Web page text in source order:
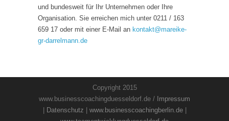
und bundesweit für Ihr Unternehmen oder Ihre
Organisation. Sie erreichen mich unter 0211 / 163
659 17 oder mit einer E-Mail an kontakt@mareike-
gr-darrelmann.de
Copyright 2015
www.businesscoachingduesseldorf.de / Impressum
Datenschutz www.businesscoachingberlin.de|